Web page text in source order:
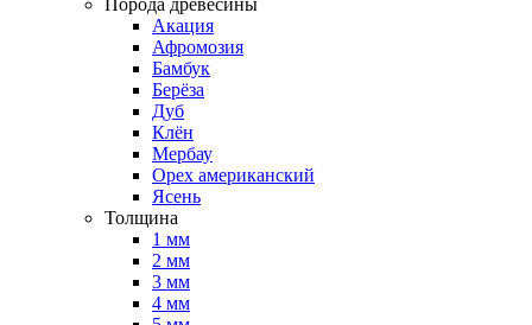
Порода древесины
Акация
Афромозия
Бамбук
Берёза
Дуб
Клён
Мербау
Орех американский
Ясень
Толщина
1 мм
2 мм
3 мм
4 мм